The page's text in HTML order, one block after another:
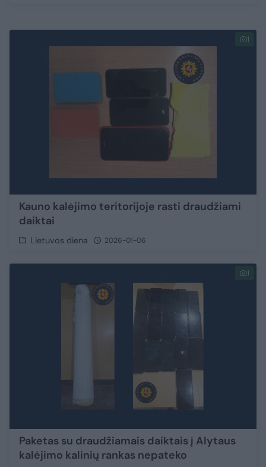
1
Kauno kalėjimo teritorijoje rasti draudžiami
daiktai
Lietuvos diena 2026-01-06
1
Paketas su draudžiamais daiktais į Alytaus
kalėjimo kalinių rankas nepateko